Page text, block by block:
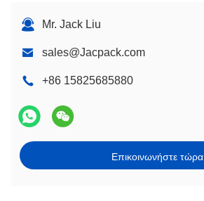
Mr. Jack Liu
sales@Jacpack.com
+86 15825685880
Επικοινωνήστε τώρα